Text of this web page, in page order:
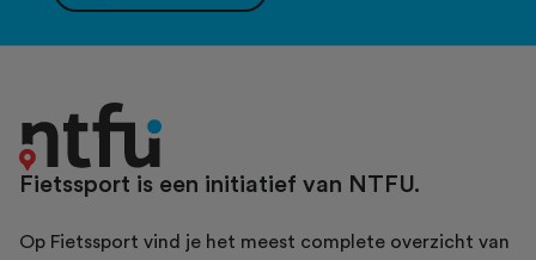
Fietssport is een initiatief van NTFU.
Op Fietssport vind je het meest complete overzicht van